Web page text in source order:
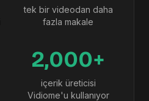
tek bir videodan daha
fazla makale
2,000+
içerik üreticisi
Vidiome'u kullanıyor